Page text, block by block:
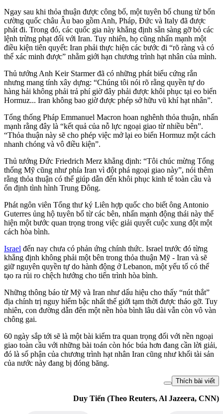
Ngay sau khi thỏa thuận được công bố, một tuyên bố chung từ bốn
cường quốc châu Âu bao gồm Anh, Pháp, Đức và Italy đã được
phát đi. Trong đó, các quốc gia này khẳng định sẵn sàng gỡ bỏ các
lệnh trừng phạt đối với Iran. Tuy nhiên, họ cũng nhấn mạnh một
điều kiện tiên quyết: Iran phải thực hiện các bước đi “rõ ràng và có
thể xác minh được” nhằm giới hạn chương trình hạt nhân của mình.
Thủ tướng Anh Keir Starmer đã có những phát biểu cứng rắn
nhưng mang tính xây dựng: “Chúng tôi nói rõ rằng quyền tự do
hàng hải không phải trả phí giờ đây phải được khôi phục tại eo biển
Hormuz... Iran không bao giờ được phép sở hữu vũ khí hạt nhân”.
Tổng thống Pháp Emmanuel Macron hoan nghênh thỏa thuận, nhấn
mạnh rằng đây là “kết quả của nỗ lực ngoại giao từ nhiều bên”.
“Thỏa thuận này sẽ cho phép việc mở lại eo biển Hormuz một cách
nhanh chóng và vô điều kiện”.
Thủ tướng Đức Friedrich Merz khẳng định: “Tôi chúc mừng Tổng
thống Mỹ cũng như phía Iran vì đột phá ngoại giao này”, nói thêm
rằng thỏa thuận có thể giúp dẫn đến khôi phục kinh tế toàn cầu và
ổn định tình hình Trung Đông.
Phát ngôn viên Tổng thư ký Liên hợp quốc cho biết ông Antonio
Guterres ủng hộ tuyên bố từ các bên, nhấn mạnh động thái này thể
hiện một bước quan trọng trong việc giải quyết cuộc xung đột một
cách hòa bình.
Israel đến nay chưa có phản ứng chính thức. Israel trước đó từng
khẳng định không phải một bên trong thỏa thuận Mỹ - Iran và sẽ
giữ nguyên quyền tự do hành động ở Lebanon, một yếu tố có thể
tạo ra rủi ro chệch hướng cho tiến trình hòa bình.
Những thông báo từ Mỹ và Iran như dấu hiệu cho thấy “nút thắt”
địa chính trị nguy hiểm bậc nhất thế giới tạm thời được tháo gỡ. Tuy
nhiên, con đường dẫn đến một nền hòa bình lâu dài vẫn còn vô vàn
chông gai.
60 ngày sắp tới sẽ là một bài kiểm tra quan trọng đối với nền ngoại
giao toàn cầu với những bài toán còn hóc búa hơn đang cần lời giải,
đó là số phận của chương trình hạt nhân Iran cũng như khối tài sản
của nước này đang bị đóng băng.
Thích bài viết
Duy Tiến (Theo Reuters, Al Jazeera, CNN)